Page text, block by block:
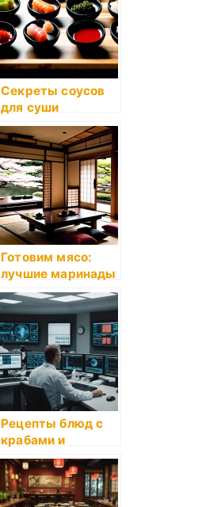
Секреты соусов
для суши
Готовим мясо:
лучшие маринады
Рецепты блюд с
крабами и
морепродуктами